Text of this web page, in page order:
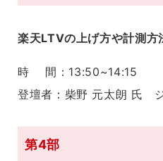
楽天LTVの上げ方や計測方
時 間：13:50~14:15
登壇者：柴野 元太朗 氏
第4部